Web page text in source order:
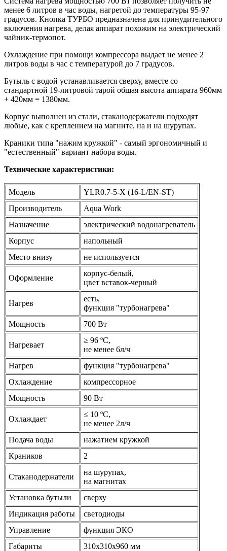
менее 6 литров в час воды, нагретой до температуры 95-97
градусов. Кнопка ТУРБО предназначена для принудительного
включения нагрева, делая аппарат похожим на электрический
чайник-термопот.
Охлаждение при помощи компрессора выдает не менее 2
литров воды в час с температурой до 7 градусов.
Бутыль с водой устанавливается сверху, вместе со
стандартной 19-литровой тарой общая высота аппарата 960мм
+ 420мм = 1380мм.
Корпус выполнен из стали, стаканодержатели подходят
любые, как c креплением на магните, на и на шурупах.
Краники типа "нажим кружкой" - самый эргономичный и
"естественный" вариант набора воды.
Технические характеристики:
Модель
YLR0.7-5-X (16-L/EN-ST)
Производитель
Aqua Work
Назначение
электрический водонагреватель
Корпус
напольный
Место внизу
не используется
Оформление
корпус-белый,
цвет вставок-черный
Нагрев
есть,
функция "турбонагрева"
Мощность
700 Вт
Нагревает
≥ 96 ºС,
не менее 6л/ч
Нагрев
функция "турбонагрева"
Охлаждение
компрессорное
Мощность
90 Вт
Охлаждает
≤ 10 ºС,
не менее 2л/ч
Подача воды
нажатием кружкой
Краников
2
Стаканодержатели
на шурупах,
на магнитах
Установка бутыли
сверху
Индикация работы
светодиоды
Управление
функция ЭКО
Габариты
310x310x960 мм